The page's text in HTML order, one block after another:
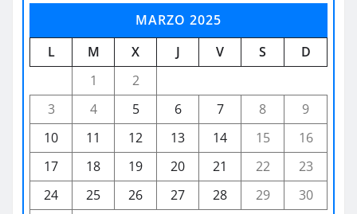
MARZO 2025
L
M X J V S
D
1
2
3
4 5 6 7 8
9
10
11 12 13 14 15
16
17
18 19 20 21 22
23
24
25 26 27 28 29
30